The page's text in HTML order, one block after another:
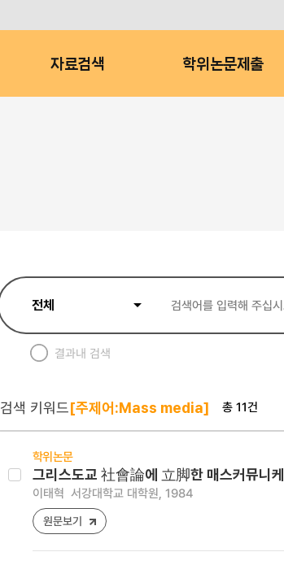
자료검색 학위논문제출
결과내 검색
검색 키워드[주제어:Mass media] 총 11건
학위논문
그리스도교 社會論에 立脚한 매스커뮤니
이태혁 서강대학교 대학원, 1984
원문보기